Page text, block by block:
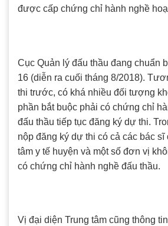
được cấp chứng chỉ hành nghề
Cục Quản lý đấu thầu đang chuẩn
16 (diễn ra cuối tháng 8/2018).
thi trước, có khá nhiều đối tượng
phần bắt buộc phải có chứng chỉ
đấu thầu tiếp tục đăng ký dự thi.
nộp đăng ký dự thi có cả các bác sĩ
tâm y tế huyện và một số đơn vị
có chứng chỉ hành nghề đấu thầu.
Vị đại diện Trung tâm cũng thông